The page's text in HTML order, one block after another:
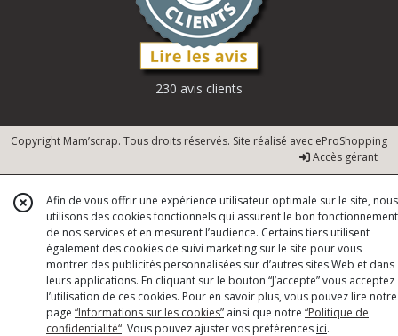
230 avis clients
Copyright Mam’scrap. Tous droits réservés. Site réalisé avec eProShopping
Accès gérant
Afin de vous offrir une expérience utilisateur optimale sur le site, nous
utilisons des cookies fonctionnels qui assurent le bon fonctionnement
de nos services et en mesurent l’audience. Certains tiers utilisent
également des cookies de suivi marketing sur le site pour vous
montrer des publicités personnalisées sur d’autres sites Web et dans
leurs applications. En cliquant sur le bouton “J’accepte” vous acceptez
l’utilisation de ces cookies. Pour en savoir plus, vous pouvez lire notre
page “Informations sur les cookies” ainsi que notre “Politique de
confidentialité“. Vous pouvez ajuster vos préférences ici.